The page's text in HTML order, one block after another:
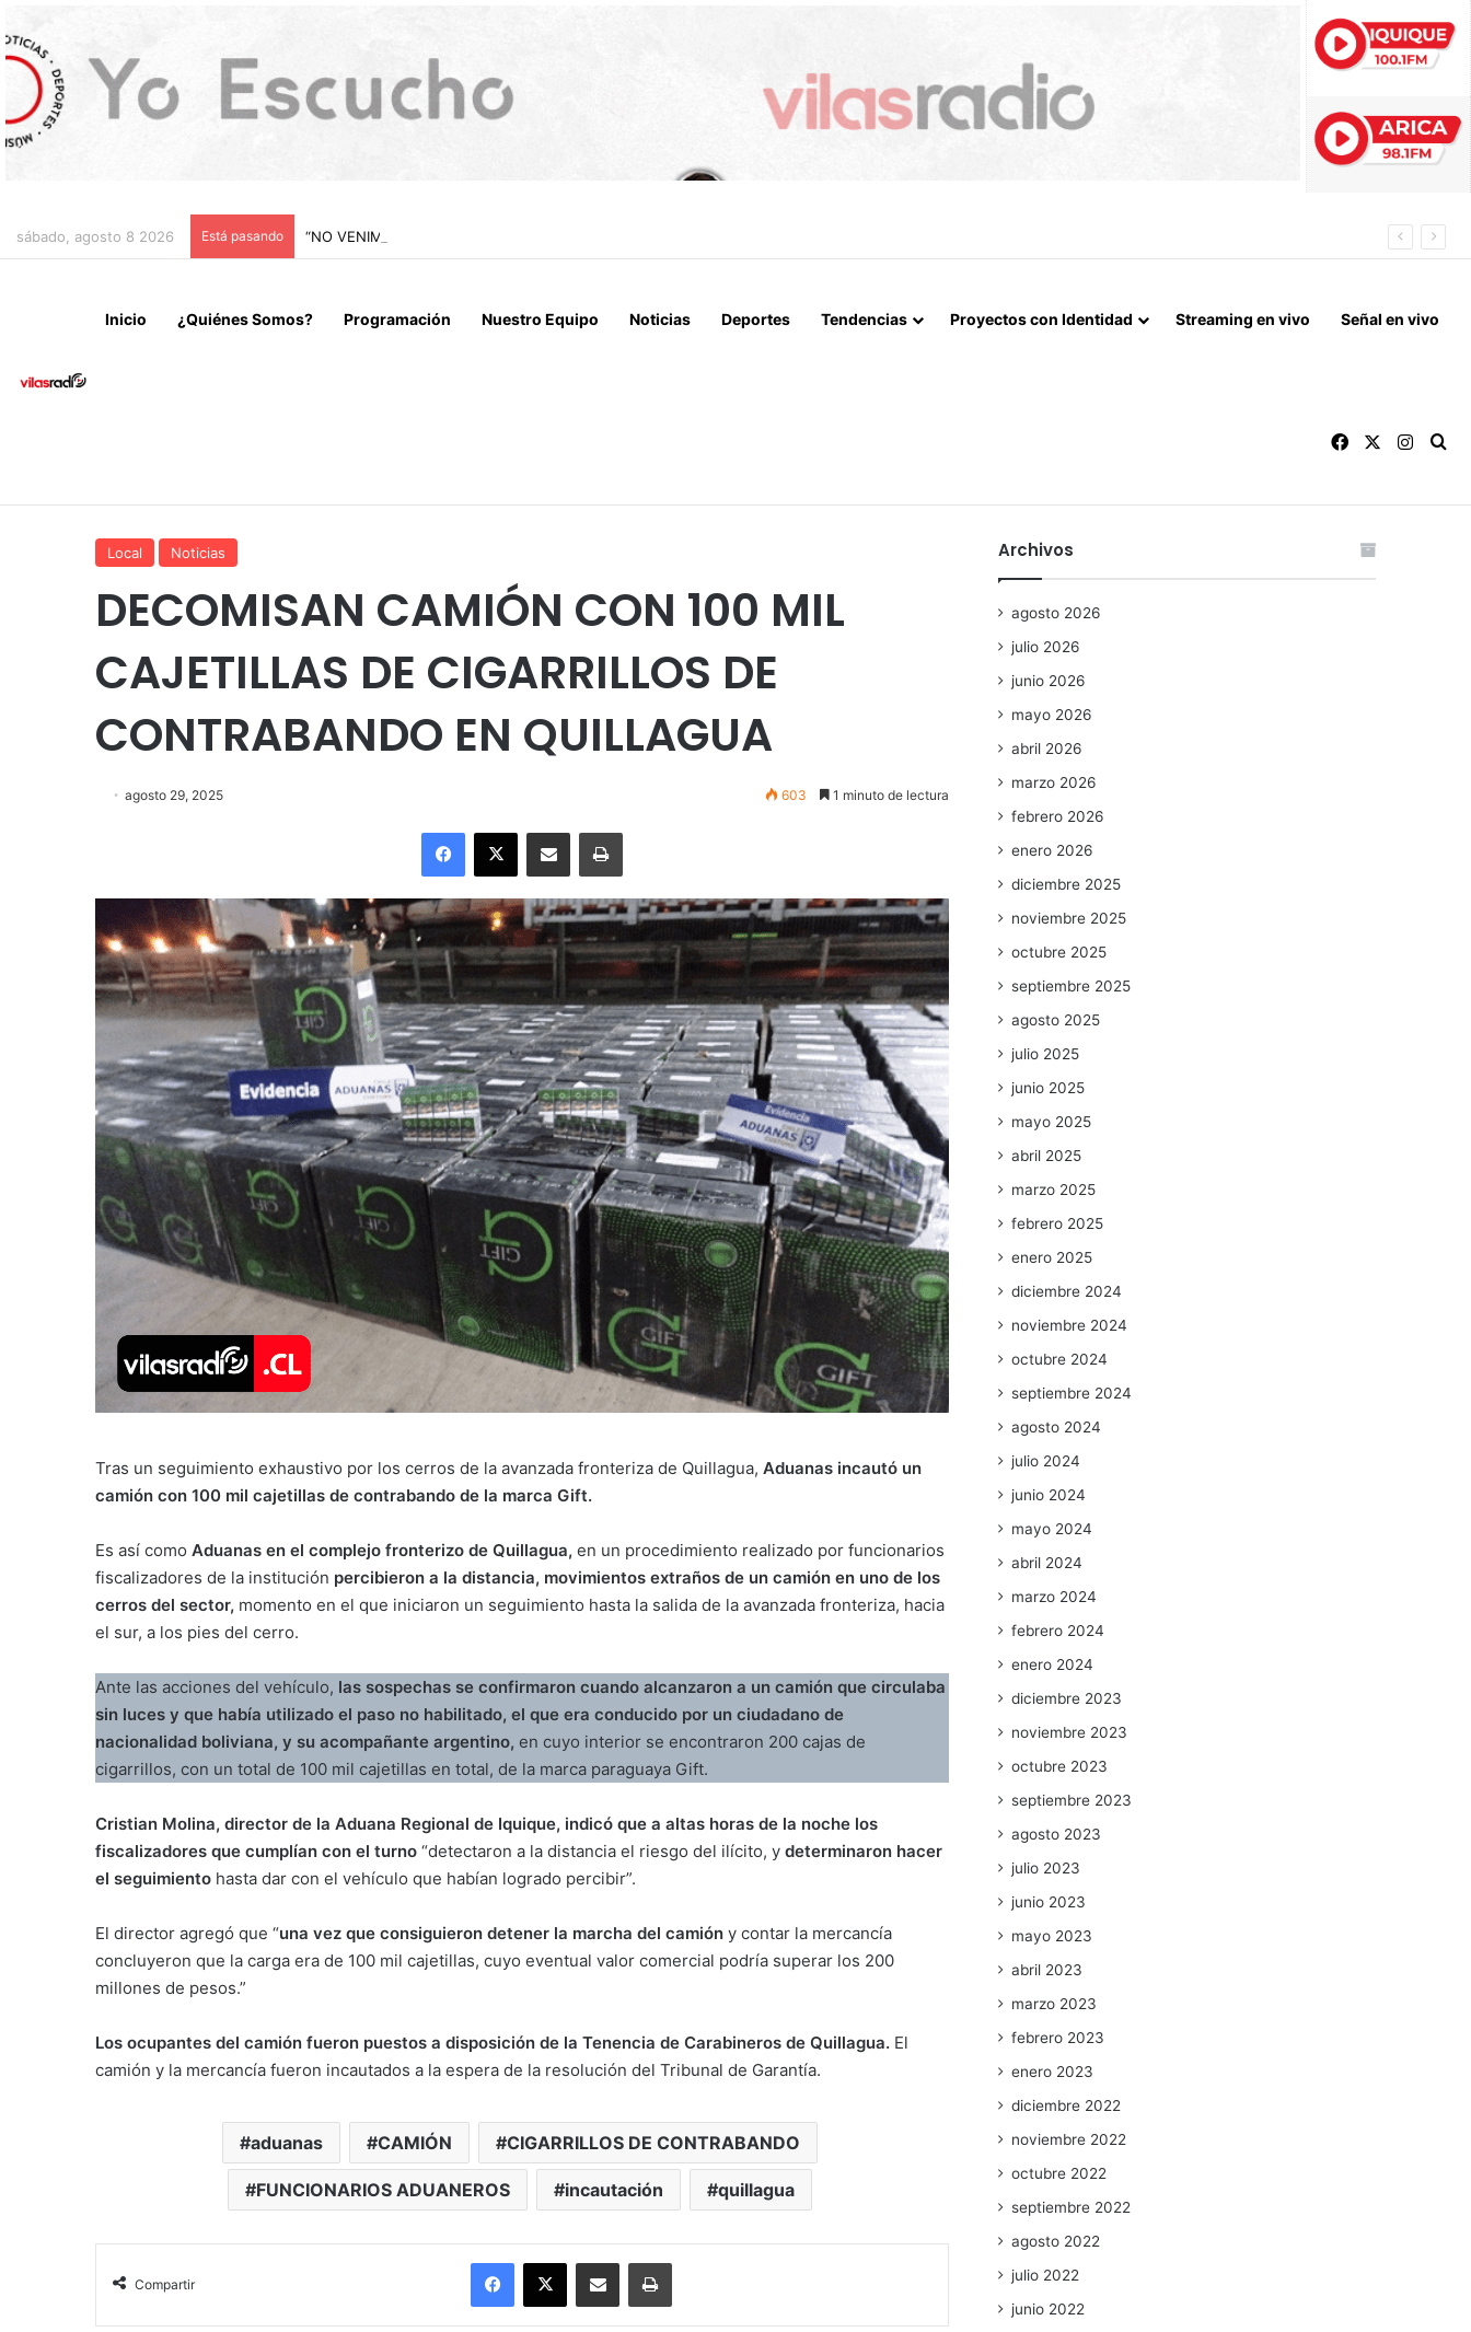
sábado, agosto 8 2026 Está pasando “NO VENIMOS A CELEBRAR LA MUERTE, SINO LA VIDA”: LA EMOTIVA ROMERÍA AL CEMENTERIO QUE MARCA EL CORAZÓN DE LA FIESTA DE SAN LORENZO
Inicio ¿Quiénes Somos? Programación Nuestro Equipo Noticias Deportes Tendencias Proyectos con Identidad Streaming en vivo Señal en vivo
Facebook
Local Noticias
DECOMISAN CAMIÓN CON 100 MIL
CAJETILLAS DE CIGARRILLOS DE
CONTRABANDO EN QUILLAGUA
agosto 29, 2025 603 1 minuto de lectura
Facebook
X Enviar vía email Imprimir
Tras un seguimiento exhaustivo por los cerros de la avanzada fronteriza de Quillagua, Aduanas incautó un
camión con 100 mil cajetillas de contrabando de la marca Gift.
Es así como Aduanas en el complejo fronterizo de Quillagua, en un procedimiento realizado por funcionarios
fiscalizadores de la institución percibieron a la distancia, movimientos extraños de un camión en uno de los
cerros del sector, momento en el que iniciaron un seguimiento hasta la salida de la avanzada fronteriza, hacia
el sur, a los pies del cerro.
Ante las acciones del vehículo, las sospechas se confirmaron cuando alcanzaron a un camión que circulaba
sin luces y que había utilizado el paso no habilitado, el que era conducido por un ciudadano de
nacionalidad boliviana, y su acompañante argentino, en cuyo interior se encontraron 200 cajas de
cigarrillos, con un total de 100 mil cajetillas en total, de la marca paraguaya Gift.
Cristian Molina, director de la Aduana Regional de Iquique, indicó que a altas horas de la noche los
fiscalizadores que cumplían con el turno “detectaron a la distancia el riesgo del ilícito, y determinaron hacer
el seguimiento hasta dar con el vehículo que habían logrado percibir”.
El director agregó que “una vez que consiguieron detener la marcha del camión y contar la mercancía
concluyeron que la carga era de 100 mil cajetillas, cuyo eventual valor comercial podría superar los 200
millones de pesos.”
Los ocupantes del camión fueron puestos a disposición de la Tenencia de Carabineros de Quillagua. El
camión y la mercancía fueron incautados a la espera de la resolución del Tribunal de Garantía.
aduanas CAMIÓN CIGARRILLOS DE CONTRABANDO
FUNCIONARIOS ADUANEROS incautación quillagua
Compartir
Facebook
X Enviar vía email Imprimir
Archivos
agosto 2026
julio 2026
junio 2026
mayo 2026
abril 2026
marzo 2026
febrero 2026
enero 2026
diciembre 2025
noviembre 2025
octubre 2025
septiembre 2025
agosto 2025
julio 2025
junio 2025
mayo 2025
abril 2025
marzo 2025
febrero 2025
enero 2025
diciembre 2024
noviembre 2024
octubre 2024
septiembre 2024
agosto 2024
julio 2024
junio 2024
mayo 2024
abril 2024
marzo 2024
febrero 2024
enero 2024
diciembre 2023
noviembre 2023
octubre 2023
septiembre 2023
agosto 2023
julio 2023
junio 2023
mayo 2023
abril 2023
marzo 2023
febrero 2023
enero 2023
diciembre 2022
noviembre 2022
octubre 2022
septiembre 2022
agosto 2022
julio 2022
junio 2022